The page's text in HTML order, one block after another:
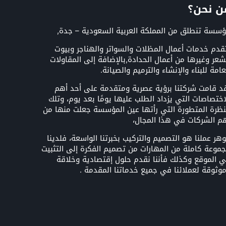
نحن؟
تنطلق من المملكة العربية السعودية – جدة,
خدمات أعمال المظلات والسواتر والهناجر وبيوت
وغيرها من أعمال الحدادة,بالإضافة إلى المقاولات
للبناء والإنشاء والترميم والصيانة.
قامت شركتنا برؤية عصرية ومتقدمة على أحد أهم
التي يزداد الطلب عليها يومًا بعد يوم، وتلك
المتطورة التي رأتها عين المؤسسة جعلت منها من
الشركات في هذا المجال،
عملنا هو التصميم والتركيب بخبرتنا الواسعة، فلدينا
كاملة من المهارات من تصميم الفكرة إلى التثبيت
الموقع وكذلك فأننا نقدم حلول إقتصادية وخلاقة
لعملائنا في جميع خدماتنا المقدمة .